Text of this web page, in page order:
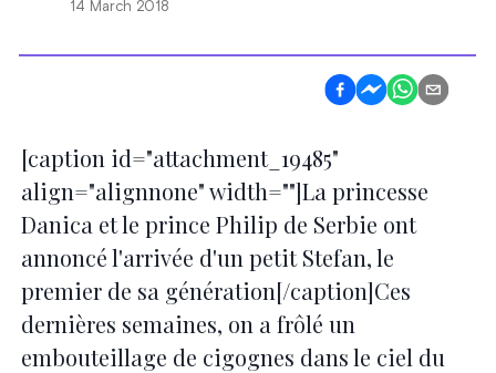
14 March 2018
[caption id="attachment_19485"
align="alignnone" width=""]La princesse
Danica et le prince Philip de Serbie ont
annoncé l'arrivée d'un petit Stefan, le
premier de sa génération[/caption]Ces
dernières semaines, on a frôlé un
embouteillage de cigognes dans le ciel du